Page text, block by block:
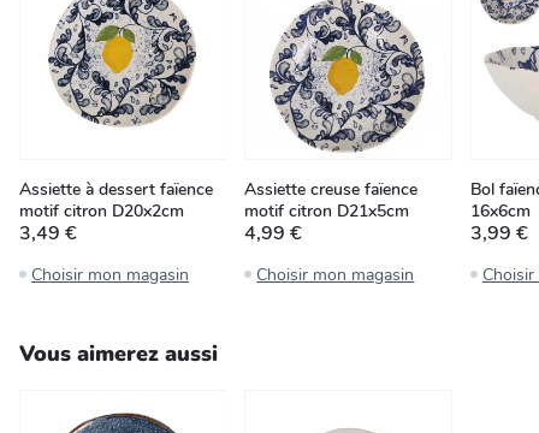
Assiette à dessert faïence
motif citron D20x2cm
3,49 €
Choisir mon magasin
Assiette creuse faïence
motif citron D21x5cm
4,99 €
Choisir mon magasin
Bol
16x6cm
3,99 €
Vous aimerez aussi